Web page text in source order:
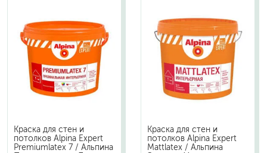
Краска для стен и
потолков Alpina Expert
Premiumlatex 7 / Альпина
Краска для стен и
потолков Alpina Expert
Mattlatex / Альпина